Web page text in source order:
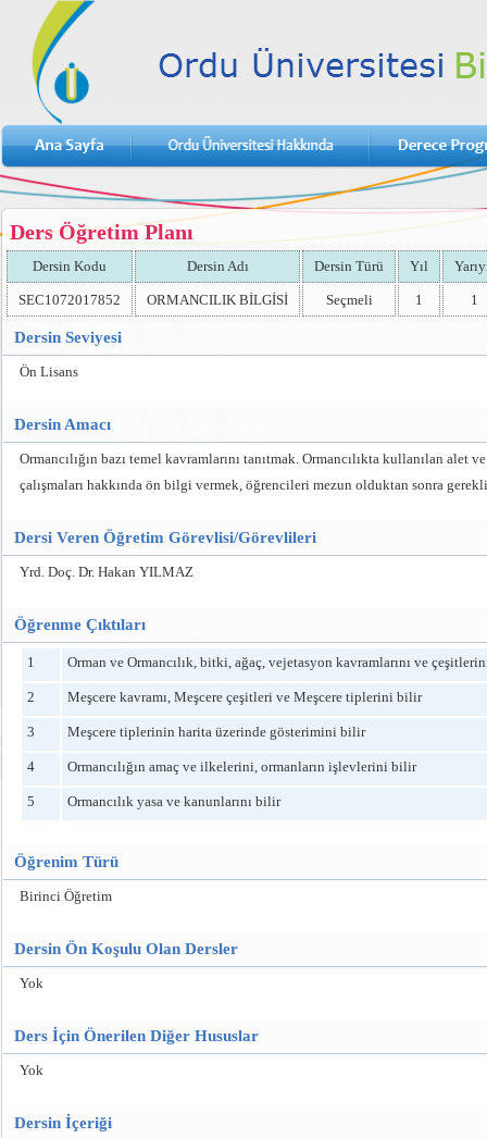
Ders Öğretim Planı
Dersin Kodu Dersin Adı Dersin Türü Yıl
SEC1072017852 ORMANCILIK BİLGİSİ Seçmeli 1 1
Dersin Seviyesi
Ön Lisans
Dersin Amacı
Ormancılığın bazı temel kavramlarını tanıtmak. Ormancılıkta kullanılan
çalışmaları hakkında ön bilgi vermek, öğrencileri mezun olduktan sonra
Dersi Veren Öğretim Görevlisi/Görevlileri
Yrd. Doç. Dr. Hakan YILMAZ
Öğrenme Çıktıları
1 Orman ve Ormancılık, bitki, ağaç, vejetasyon kavramlarını ve
2 Meşcere kavramı, Meşcere çeşitleri ve Meşcere tiplerini bilir
3 Meşcere tiplerinin harita üzerinde gösterimini bilir
4 Ormancılığın amaç ve ilkelerini, ormanların işlevlerini bilir
5 Ormancılık yasa ve kanunlarını bilir
Öğrenim Türü
Birinci Öğretim
Dersin Ön Koşulu Olan Dersler
Yok
Ders İçin Önerilen Diğer Hususlar
Yok
Dersin İçeriği